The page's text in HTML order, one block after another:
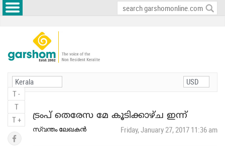
T -
T
T +
ട്രംപ് തെരേസ മേ കൂടിക്കാഴ്ച ഇന്ന്
സ്വന്തം ലേഖകന്‍ Friday, January 27, 2017 11:36 am